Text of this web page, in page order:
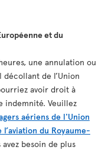
et du
une annulation ou
de l’Union
avoir droit à
indemnité. Veuillez
aériens de l'Union
du Royaume-
avez besoin de plus